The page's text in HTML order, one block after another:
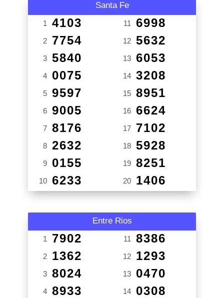
Santa Fe
1 4103
2 7754
3 5840
4 0075
5 9597
6 9005
7 8176
8 2632
9 0155
10 6233
11 6998
12 5632
13 6053
14 3208
15 8951
16 6624
17 7102
18 5928
19 8251
20 1406
Entre Rios
1 7902
2 1362
3 8024
4 8933
11 8386
12 1293
13 0470
14 0308